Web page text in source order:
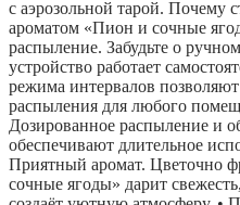
с аэрозольной тарой. Почему
ароматом «Пион и сочные
распыление. Забудьте о
устройство работает
режима интервалов
распыления для любого
Дозированное распыление и
обеспечивают длительное
Приятный аромат. Цветочно
сочные ягоды» дарит